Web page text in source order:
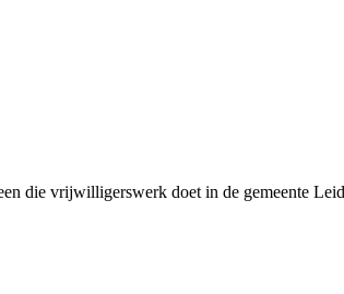
die vrijwilligerswerk doet in de gemeente